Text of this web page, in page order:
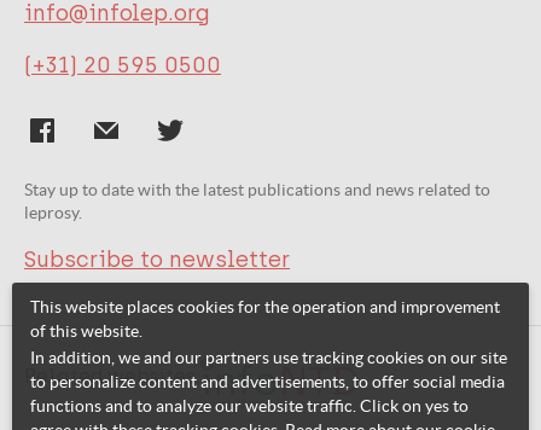
info@infolep.org
(+31) 20 595 0500
Stay up to date with the latest publications and news related to
leprosy.
Subscribe to newsletter
Related websites:
This website places cookies for the operation and improvement
of this website.
In addition, we and our partners use tracking cookies on our site
to personalize content and advertisements, to offer social media
functions and to analyze our website traffic. Click on yes to